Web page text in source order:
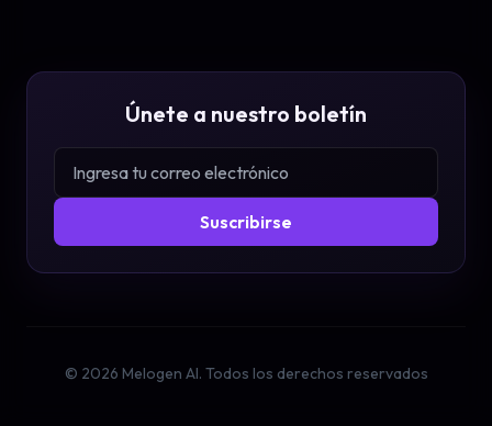
Únete a nuestro boletín
Suscribirse
© 2026 Melogen AI. Todos los derechos reservados